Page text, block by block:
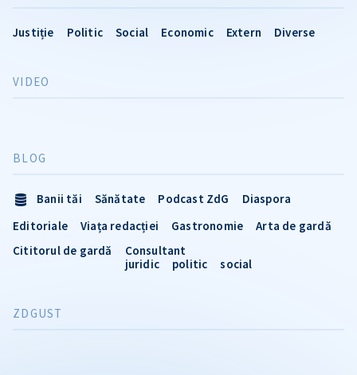
Justiție Politic Social Economic Extern Diverse
VIDEO
BLOG
Banii tăi Sănătate Podcast ZdG
Diaspora
Editoriale
Viața redacției Gastronomie
Arta de gardă
Cititorul de gardă
Consultant
juridic
politic social
ZDGUST